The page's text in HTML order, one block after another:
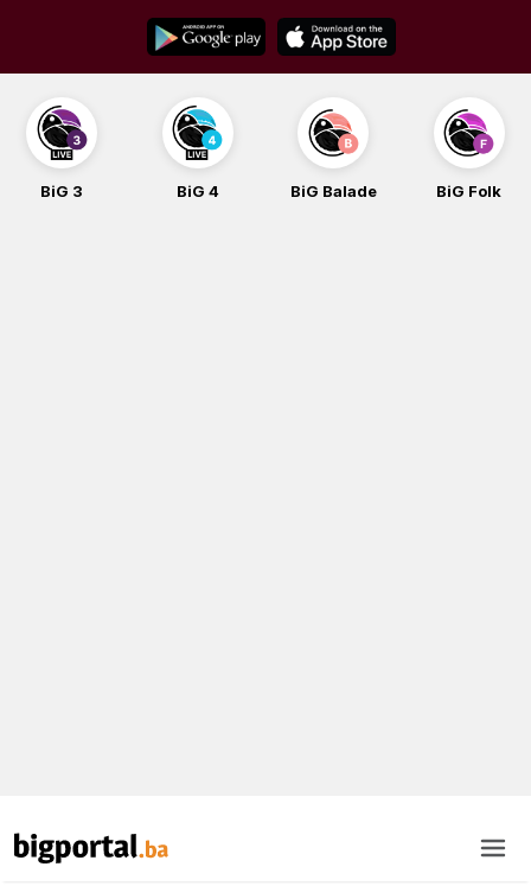
content
BiG 3 BiG 4 BiG Balade BiG Folk